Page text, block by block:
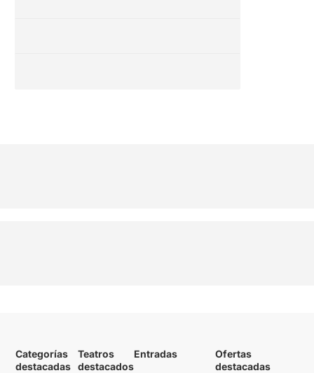
Categorías
destacadas
Teatros
destacados
Entradas
Ofertas
destacadas